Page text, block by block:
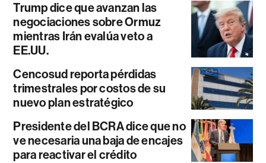
Trump dice que avanzan las
negociaciones sobre Ormuz
mientras Irán evalúa veto a
EE.UU.
Cencosud reporta pérdidas
trimestrales por costos de su
nuevo plan estratégico
Presidente del BCRA dice que no
ve necesaria una baja de encajes
para reactivar el crédito